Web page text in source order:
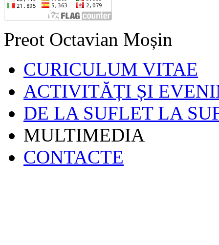
Preot Octavian Moșin
CURICULUM VITAE
ACTIVITĂȚI ȘI
DE LA SUFLET LA
MULTIMEDIA
CONTACTE